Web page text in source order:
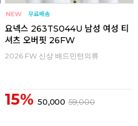
요넥스 263TS044U 남성 여성 티
셔츠 오버핏 26FW
2026 FW 신상 배드민턴의류
15% 50,000 59,000